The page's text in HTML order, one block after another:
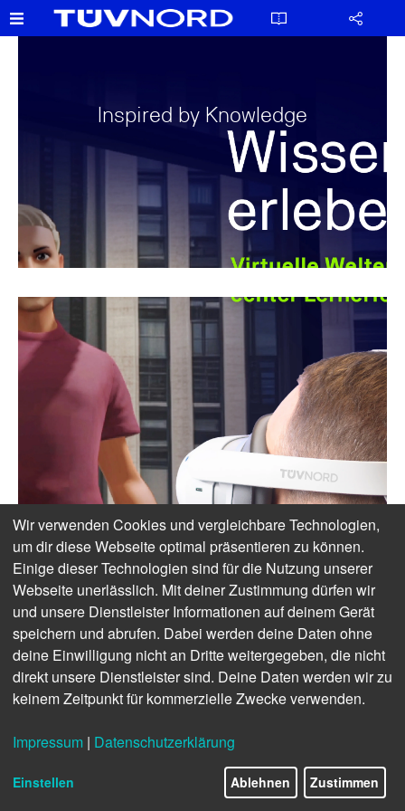
Inspired by Knowledge
Wir verwenden Cookies und vergleichbare Technologien,
um dir diese Webseite optimal präsentieren zu können.
Einige dieser Technologien sind für die Nutzung unserer
Webseite unerlässlich. Mit deiner Zustimmung dürfen wir
und unsere Dienstleister Informationen auf deinem Gerät
speichern und abrufen. Dabei werden deine Daten ohne
deine Einwilligung nicht an Dritte weitergegeben, die nicht
direkt unsere Dienstleister sind. Deine Daten werden wir zu
keinem Zeitpunkt für kommerzielle Zwecke verwenden.
Impressum | Datenschutzerklärung
Einstellen Ablehnen Zustimmen